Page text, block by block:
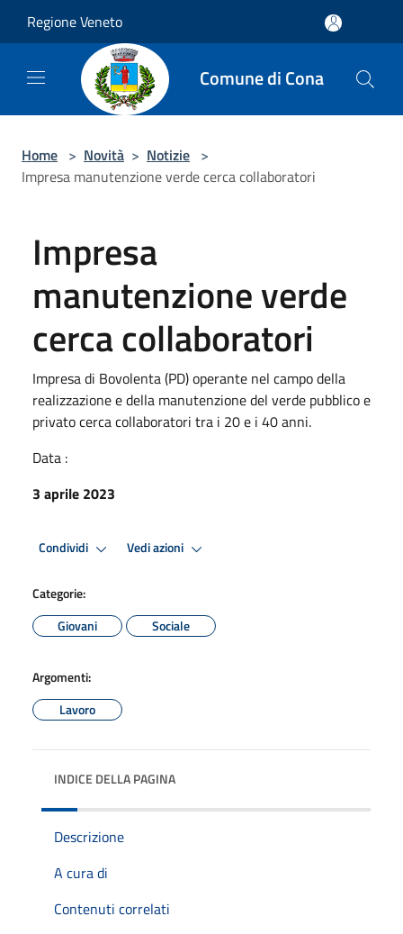
Regione Veneto
Comune di Cona
Home > Novità > Notizie >
Impresa manutenzione verde cerca collaboratori
Impresa
manutenzione verde
cerca collaboratori
Impresa di Bovolenta (PD) operante nel campo della
realizzazione e della manutenzione del verde pubblico e
privato cerca collaboratori tra i 20 e i 40 anni.
Data :
3 aprile 2023
Condividi Vedi azioni
Categorie:
Giovani
Sociale
Argomenti:
Lavoro
INDICE DELLA PAGINA
Descrizione
A cura di
Contenuti correlati